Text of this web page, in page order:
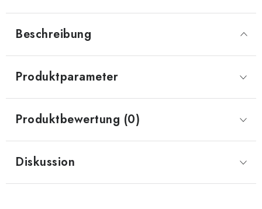
Beschreibung
Produktparameter
Produktbewertung (0)
Diskussion